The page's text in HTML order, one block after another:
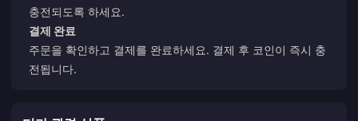
충전되도록 하세요.
결제 완료
주문을 확인하고 결제를 완료하세요. 결제 후 코인이 즉시 충
전됩니다.